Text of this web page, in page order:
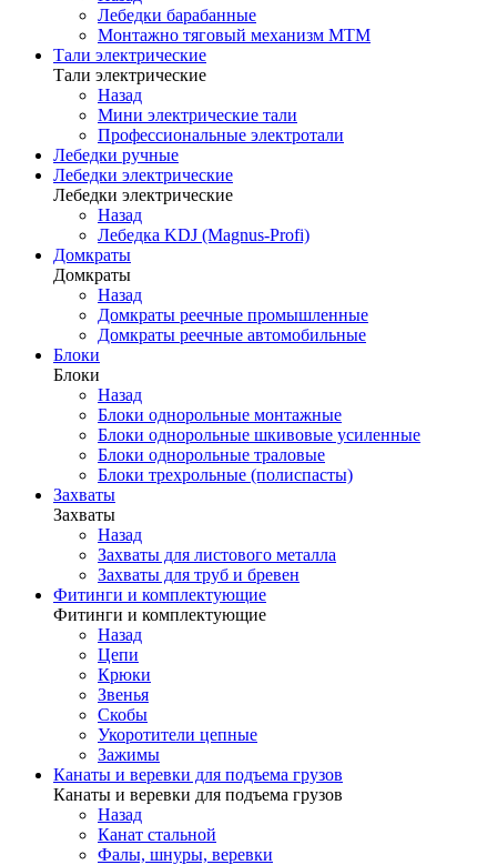
Лебедки барабанные
Монтажно тяговый механизм МТМ
Тали электрические
Тали электрические
Назад
Мини электрические тали
Профессиональные электротали
Лебедки ручные
Лебедки электрические
Лебедки электрические
Назад
Лебедка KDJ (Magnus-Profi)
Домкраты
Домкраты
Назад
Домкраты реечные промышленные
Домкраты реечные автомобильные
Блоки
Блоки
Назад
Блоки однорольные монтажные
Блоки однорольные шкивовые усиленные
Блоки однорольные траловые
Блоки трехрольные (полиспасты)
Захваты
Захваты
Назад
Захваты для листового металла
Захваты для труб и бревен
Фитинги и комплектующие
Фитинги и комплектующие
Назад
Цепи
Крюки
Звенья
Скобы
Укоротители цепные
Зажимы
Канаты и веревки для подъема грузов
Канаты и веревки для подъема грузов
Назад
Канат стальной
Фалы, шнуры, веревки